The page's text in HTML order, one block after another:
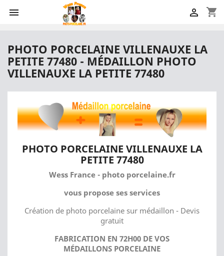
 shopping_cart

PHOTO PORCELAINE VILLENAUXE LA
PETITE 77480 - MÉDAILLON PHOTO
VILLENAUXE LA PETITE 77480
PHOTO PORCELAINE VILLENAUXE LA
PETITE 77480
Wess France - photo porcelaine.fr
vous propose ses services
Création de photo porcelaine sur médaillon - Devis
gratuit
FABRICATION EN 72H00 DE VOS
MÉDAILLONS PORCELAINE